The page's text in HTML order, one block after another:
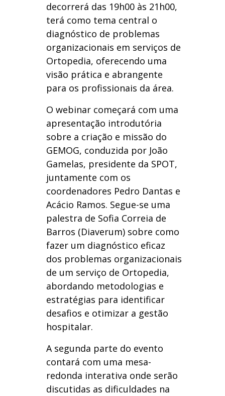
decorrerá das 19h00 às 21h00,
terá como tema central o
diagnóstico de problemas
organizacionais em serviços de
Ortopedia, oferecendo uma
visão prática e abrangente
para os profissionais da área.
O webinar começará com uma
apresentação introdutória
sobre a criação e missão do
GEMOG, conduzida por João
Gamelas, presidente da SPOT,
juntamente com os
coordenadores Pedro Dantas e
Acácio Ramos. Segue-se uma
palestra de Sofia Correia de
Barros (Diaverum) sobre como
fazer um diagnóstico eficaz
dos problemas organizacionais
de um serviço de Ortopedia,
abordando metodologias e
estratégias para identificar
desafios e otimizar a gestão
hospitalar.
A segunda parte do evento
contará com uma mesa-
redonda interativa onde serão
discutidas as dificuldades na